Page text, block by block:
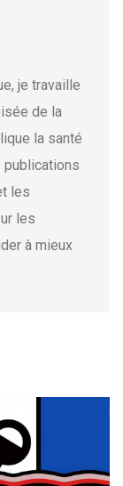
je travaille
de la
la santé
les
les
à mieux